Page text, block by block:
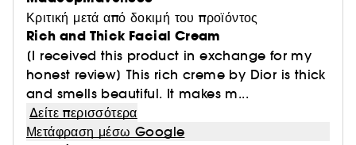
Κριτική μετά από δοκιμή του προϊόντος
Rich and Thick Facial Cream
[I received this product in exchange for my
honest review] This rich creme by Dior is thick
and smells beautiful. It makes m...
Δείτε περισσότερα
Μετάφραση μέσω Google